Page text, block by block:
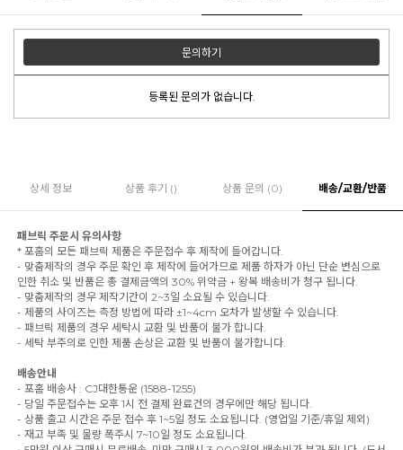
문의하기
등록된 문의가 없습니다.
상세 정보 상품 후기 () 상품 문의 (0) 배송/교환/반품
패브릭 주문시 유의사항
* 포홈의 모든 패브릭 제품은 주문접수 후 제작에 들어갑니다.
- 맞춤제작의 경우 주문 확인 후 제작에 들어가므로 제품 하자가 아닌 단순 변심으로
인한 취소 및 반품은 총 결제금액의 30% 위약금 + 왕복 배송비가 청구 됩니다.
- 맞춤제작의 경우 제작기간이 2~3일 소요될 수 있습니다.
- 제품의 사이즈는 측정 방법에 따라 ±1~4cm 오차가 발생할 수 있습니다.
- 패브릭 제품의 경우 세탁시 교환 및 반품이 불가 합니다.
- 세탁 부주의로 인한 제품 손상은 교환 및 반품이 불가합니다.
배송안내
- 포홈 배송사 : CJ대한통운 (1588-1255)
- 당일 주문접수는 오후 1시 전 결제 완료건의 경우에만 해당 됩니다.
- 상품 출고 시간은 주문 접수 후 1~5일 정도 소요됩니다. (영업일 기준/휴일 제외)
- 재고 부족 및 물량 폭주시 7~10일 정도 소요됩니다.